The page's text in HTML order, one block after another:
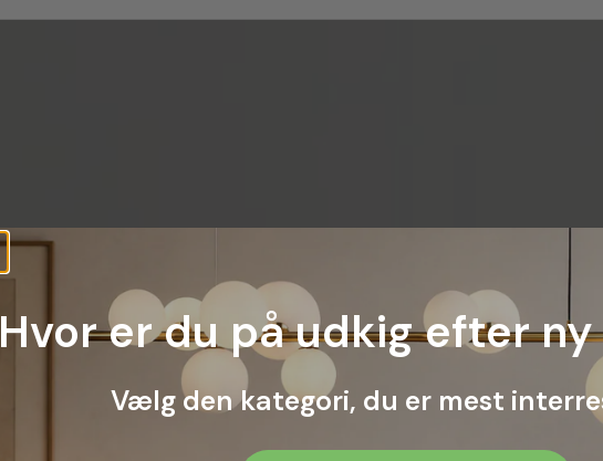
Hvor er du på udkig efter
Vælg den kategori, du er mest